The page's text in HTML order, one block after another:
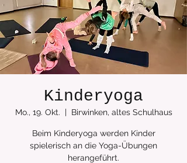
Kinderyoga
Mo., 19. Okt.
  |
Birwinken, altes Schulhaus
Beim Kinderyoga werden Kinder
spielerisch an die Yoga-Übungen
herangeführt.